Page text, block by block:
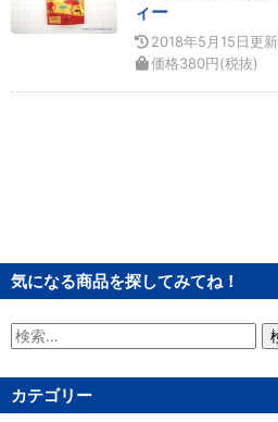
ィー
2018年5月15日更新
価格380円(税抜)
気になる商品を探してみてね！
検
カテゴリー